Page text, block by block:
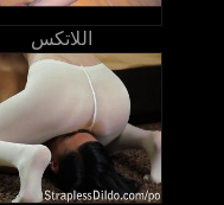
اللاتكس